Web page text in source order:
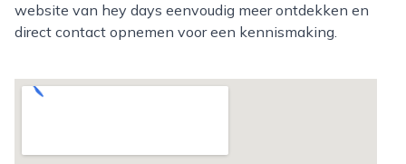
website van hey days eenvoudig meer ontdekken en
direct contact opnemen voor een kennismaking.